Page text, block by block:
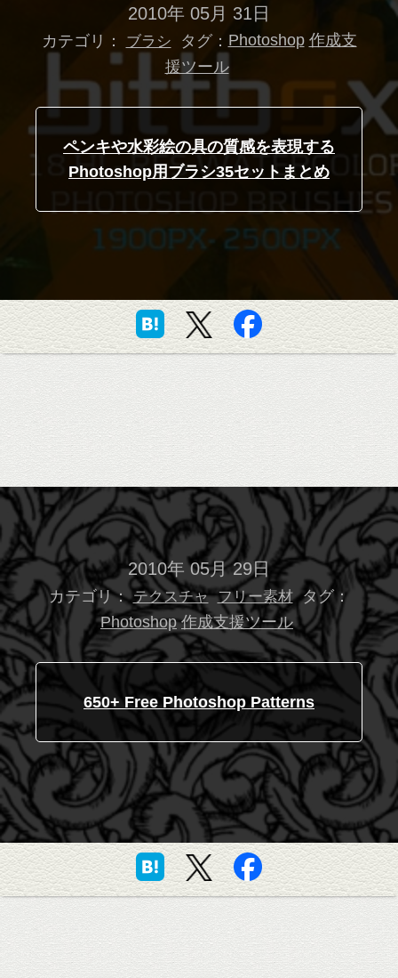
2010年 05月 31日
カテゴリ： ブラシ タグ： Photoshop 作成支
援ツール
ペンキや水彩絵の具の質感を表現する
Photoshop用ブラシ35セットまとめ
2010年 05月 29日
カテゴリ： テクスチャ フリー素材 タグ：
Photoshop 作成支援ツール
650+ Free Photoshop Patterns